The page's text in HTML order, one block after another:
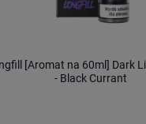
[Aromat na 60ml] Dark
- Black Currant